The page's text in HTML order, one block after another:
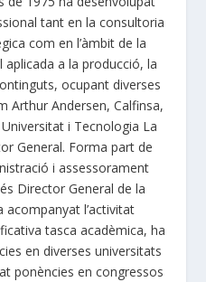
tant en la consultoria
com en l’àmbit de la
a la producció, la
ocupant diverses
Arthur Andersen, Calfinsa,
i Tecnologia La
General. Forma part de
i assessorament
Director General de la
acompanyat l’activitat
tasca acadèmica, ha
en diverses universitats
ponències en congressos